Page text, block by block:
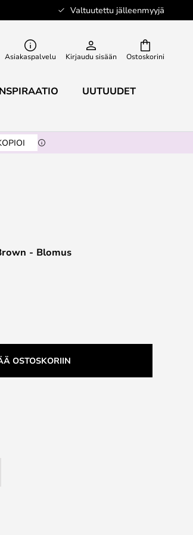
Valtuutettu jälleenmyyjä
Ostoskorini
Asiakaspalvelu Kirjaudu sisään
UUTUUDET
- Blomus
OSTOSKORIIN